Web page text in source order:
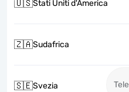
🇺🇸Stati Uniti d'America
🇿🇦Sudafrica
🇸🇪Svezia